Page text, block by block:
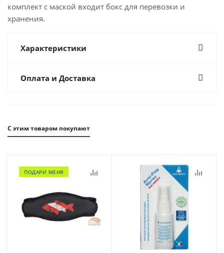
комплект с маской входит бокс для перевозки и
хранения.
Характеристики
Оплата и Доставка
С этим товаром покупают
ПОДАРИ МЕНЯ